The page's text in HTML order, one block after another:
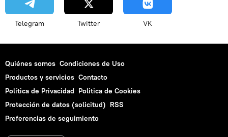
Telegram Twitter VK
Quiénes somos Condiciones de Uso
Productos y servicios Contacto
Política de Privacidad Politica de Cookies
Protección de datos (solicitud) RSS
Preferencias de seguimiento